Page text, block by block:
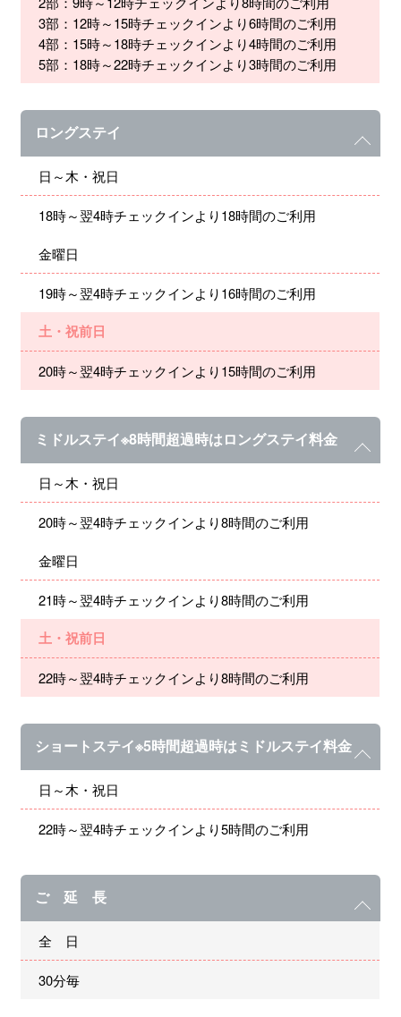
3部：12時～15時チェックインより6時間のご利用
4部：15時～18時チェックインより4時間のご利用
5部：18時～22時チェックインより3時間のご利用
ロングステイ
日～木・祝日
18時～翌4時チェックインより18時間のご利用
金曜日
19時～翌4時チェックインより16時間のご利用
土・祝前日
20時～翌4時チェックインより15時間のご利用
ミドルステイ※8時間超過時はロングステイ料金
日～木・祝日
20時～翌4時チェックインより8時間のご利用
金曜日
21時～翌4時チェックインより8時間のご利用
土・祝前日
22時～翌4時チェックインより8時間のご利用
ショートステイ※5時間超過時はミドルステイ料金
日～木・祝日
22時～翌4時チェックインより5時間のご利用
ご 延 長
全 日
30分毎